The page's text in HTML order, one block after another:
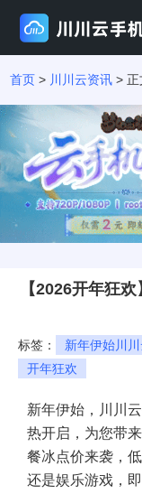
首页 > 川川云资讯 > 正
【2026开年狂
标签： 新年伊始川
开年狂欢
新年伊始，川川
热开启，为您带
餐冰点价来袭，
还是娱乐游戏，